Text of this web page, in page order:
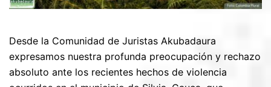
Desde la Comunidad de Juristas Akubadaura
expresamos nuestra profunda preocupación y rechazo
absoluto ante los recientes hechos de violencia